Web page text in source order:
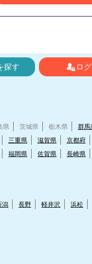
探す ロ
県 茨城県 栃木県 群馬
三重県
滋賀県 京都府
福岡県
佐賀県 長崎県
潟 長野 軽井沢 浜松